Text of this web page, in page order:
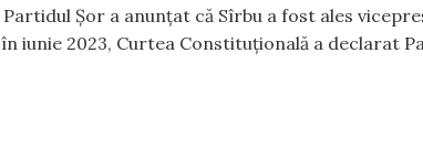
Șor a anunțat că Sîrbu a fost ales
iunie 2023, Curtea Constituțională a declarat